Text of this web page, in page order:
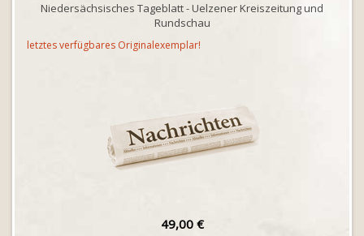
Niedersächsisches Tageblatt - Uelzener Kreiszeitung und
Rundschau
letztes verfügbares Originalexemplar!
49,00 €